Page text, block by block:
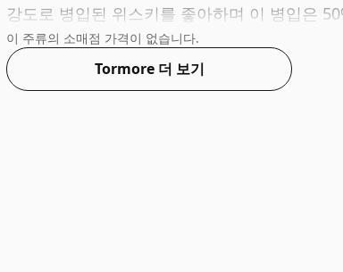
강도로 병입된 위스키를 좋아하며 이 병입은
이 주류의 소매점 가격이 없습니다.
Tormore 더 보기